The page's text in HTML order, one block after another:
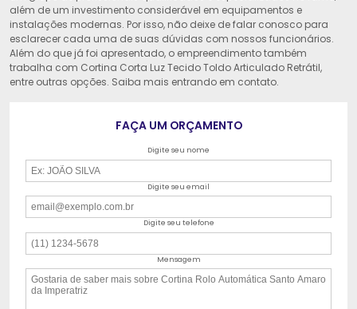
além de um investimento considerável em equipamentos e
instalações modernas. Por isso, não deixe de falar conosco para
esclarecer cada uma de suas dúvidas com nossos funcionários.
Além do que já foi apresentado, o empreendimento também
trabalha com Cortina Corta Luz Tecido Toldo Articulado Retrátil,
entre outras opções. Saiba mais entrando em contato.
FAÇA UM ORÇAMENTO
Digite seu nome
Digite seu email
Digite seu telefone
Mensagem